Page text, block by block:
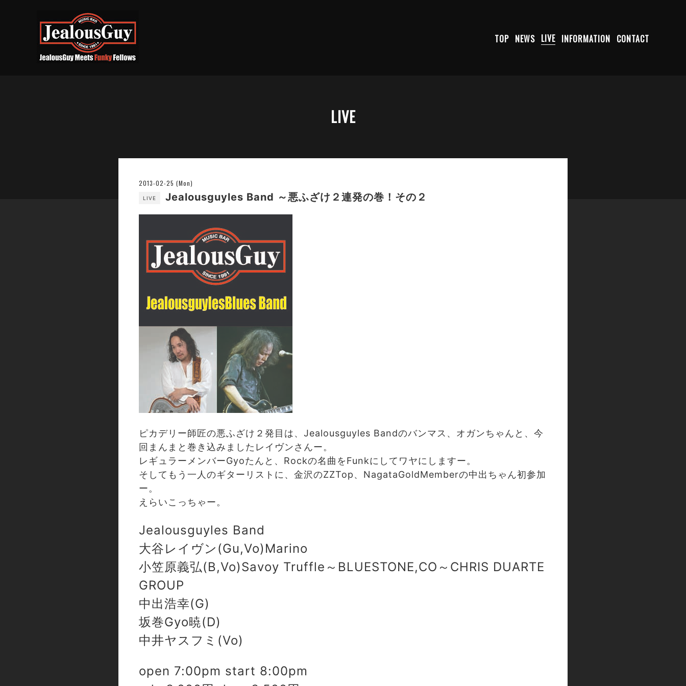
TOP NEWS LIVE INFORMATION CONTACT
LIVE
2013-02-25 (Mon)
LIVE Jealousguyles Band ～悪ふざけ２連発の巻！その２
ピカデリー師匠の悪ふざけ２発目は、Jealousguyles Bandのバンマス、オガンちゃんと、今
回まんまと巻き込みましたレイヴンさんー。
レギュラーメンバーGyoたんと、Rockの名曲をFunkにしてワヤにしますー。
そしてもう一人のギターリストに、金沢のZZTop、NagataGoldMemberの中出ちゃん初参加
ー。
えらいこっちゃー。
Jealousguyles Band
大谷レイヴン(Gu,Vo)Marino
小笠原義弘(B,Vo)Savoy Truffle～BLUESTONE,CO～CHRIS DUARTE
GROUP
中出浩幸(G)
坂巻Gyo暁(D)
中井ヤスフミ(Vo)
open 7:00pm start 8:00pm